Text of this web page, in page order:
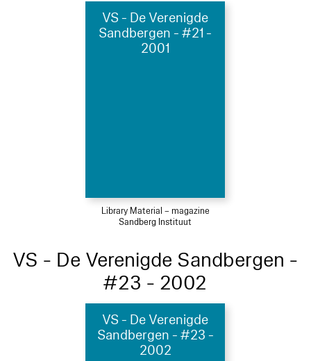
VS - De Verenigde
Sandbergen - #21 -
2001
Library Material – magazine
Sandberg Instituut
VS - De Verenigde Sandbergen -
#23 - 2002
VS - De Verenigde
Sandbergen - #23 -
2002